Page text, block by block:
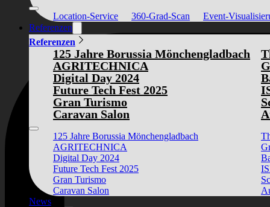
Location-Service 360-Grad-Scan
Event-
Referenzen
Referenzen
125 Jahre Borussia Mönchengladbach
AGRITECHNICA
Digital Day 2024
Future Tech Fest 2025
Gran Turismo
Caravan Salon
125 Jahre Borussia Mönchengladbach
AGRITECHNICA
Digital Day 2024
Future Tech Fest 2025
Gran Turismo
Caravan Salon
News